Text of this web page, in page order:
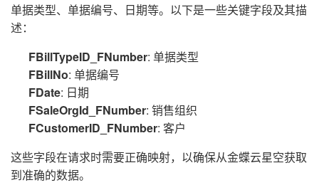
单据类型、单据编号、日期等。以下是一些关键字段及其描
述：
FBillTypeID_FNumber: 单据类型
FBillNo: 单据编号
FDate: 日期
FSaleOrgId_FNumber: 销售组织
FCustomerID_FNumber: 客户
这些字段在请求时需要正确映射，以确保从金蝶云星空获取
到准确的数据。